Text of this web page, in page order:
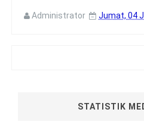
Administrator Jumat, 04
STATISTIK